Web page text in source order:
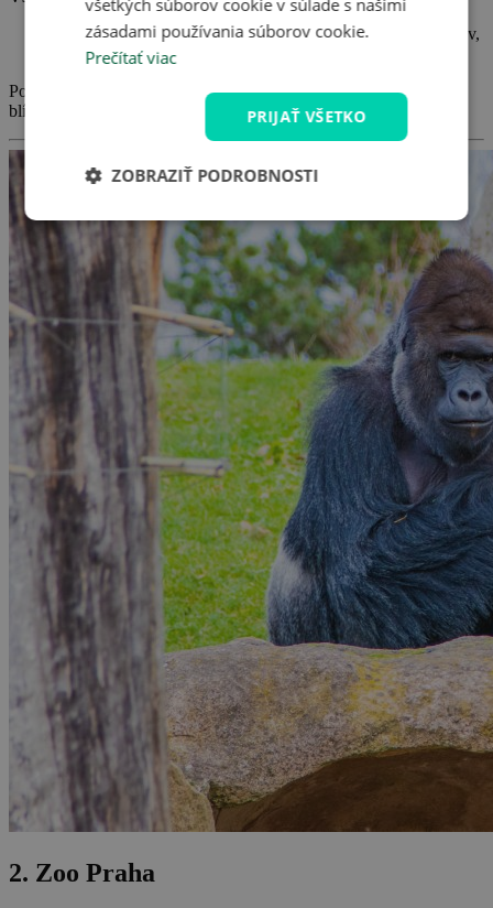
Vstupné pre dospelého vyjde na 140 Kč, pre deti a študentov,
seniorov na 100 Kč, deti do 100 cm výšky zdarma.
Pozrite sa na
tipy, kde sa ubytovať, nech to máte do ZOO naozaj
blízko.
2. Zoo Praha
všetkých súborov cookie v súlade s našimi
zásadami používania súborov cookie.
Prečítať viac
PRIJAŤ VŠETKO
ZOBRAZIŤ PODROBNOSTI